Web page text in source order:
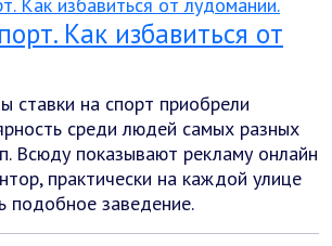
Как избавиться от
ставки на спорт приобрели
среди людей самых разных
Всюду показывают рекламу онлайн
практически на каждой улице
подобное заведение.